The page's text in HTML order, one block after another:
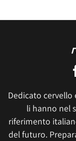
Dedicato
li hanno nel
riferimento
del futuro.